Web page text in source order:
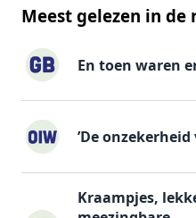
Meest gelezen in de
En toen waren
’De onzekerheid
Kraampjes,